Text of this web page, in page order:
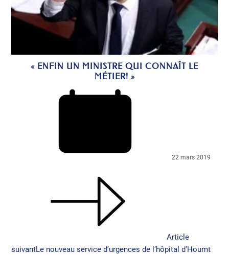
« ENFIN UN MINISTRE QUI CONNAÎT LE
MÉTIER! »
22 mars 2019
Article
suivantLe nouveau service d’urgences de l’hôpital d’Houmt